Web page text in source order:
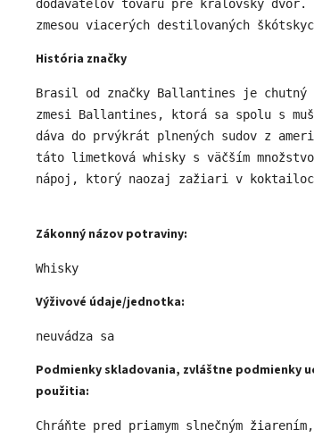
dodávateľov tovaru pre kráľovský
zmesou viacerých destilovaných
História značky
Brasil od značky Ballantines je chutný
zmesi Ballantines, ktorá sa spolu s
dáva do prvýkrát plnených sudov z
táto limetková whisky s väčším
nápoj, ktorý naozaj zažiari v
Zákonný názov potraviny:
Whisky
Výživové údaje/jednotka:
neuvádza sa
Podmienky skladovania, zvláštne podmienky
použitia:
Chráňte pred priamym slnečným